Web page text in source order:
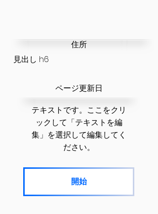
​住所
見出し h6
​ページ更新日
テキストです。ここをクリ
ックして「テキストを編
集」を選択して編集してく
ださい。
開始